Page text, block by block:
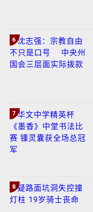
6
7
8